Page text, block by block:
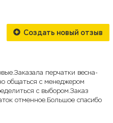
Создать новый отзыв
перчатки весна-
общаться с менеджером
с выбором.Заказ
отменное.Большое спасибо